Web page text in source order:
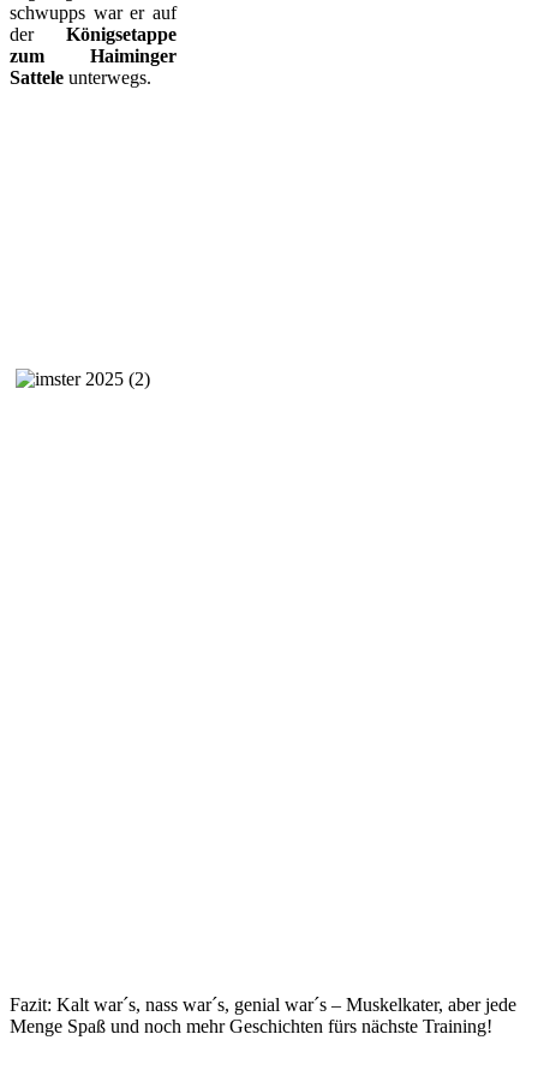
schwupps war er auf
der Königsetappe
zum Haiminger
Sattele unterwegs.
Fazit: Kalt war´s, nass war´s, genial war´s – Muskelkater, aber jede
Menge Spaß und noch mehr Geschichten fürs nächste Training!